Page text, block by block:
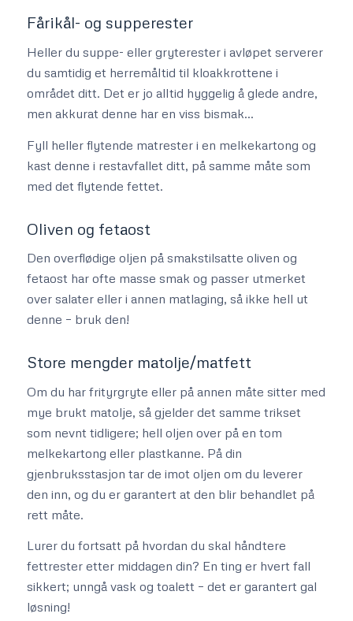
Fårikål- og supperester
Heller du suppe- eller gryterester i avløpet serverer
du samtidig et herremåltid til kloakkrottene i
området ditt. Det er jo alltid hyggelig å glede andre,
men akkurat denne har en viss bismak…
Fyll heller flytende matrester i en melkekartong og
kast denne i restavfallet ditt, på samme måte som
med det flytende fettet.
Oliven og fetaost
Den overflødige oljen på smakstilsatte oliven og
fetaost har ofte masse smak og passer utmerket
over salater eller i annen matlaging, så ikke hell ut
denne – bruk den!
Store mengder matolje/matfett
Om du har frityrgryte eller på annen måte sitter med
mye brukt matolje, så gjelder det samme trikset
som nevnt tidligere; hell oljen over på en tom
melkekartong eller plastkanne. På din
gjenbruksstasjon tar de imot oljen om du leverer
den inn, og du er garantert at den blir behandlet på
rett måte.
Lurer du fortsatt på hvordan du skal håndtere
fettrester etter middagen din? En ting er hvert fall
sikkert; unngå vask og toalett – det er garantert gal
løsning!